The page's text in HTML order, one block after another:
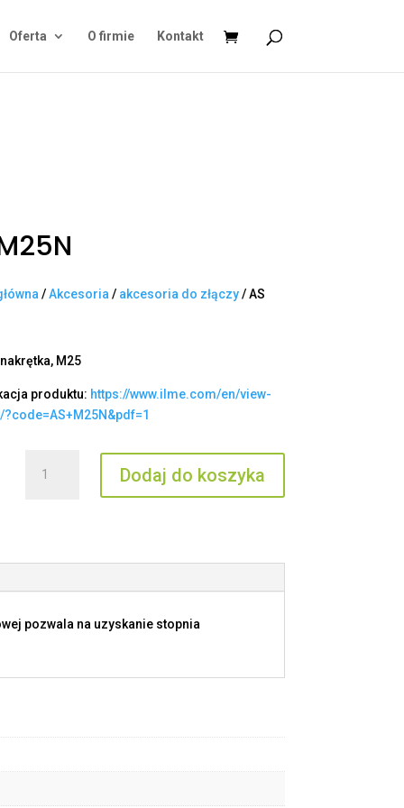
Oferta O firmie Kontakt
/Akcesoria / akcesoria do złączy/ AS
M25
produktu: https://www.ilme.com/en/view-
Dodaj do koszyka
pozwala na uzyskanie stopnia